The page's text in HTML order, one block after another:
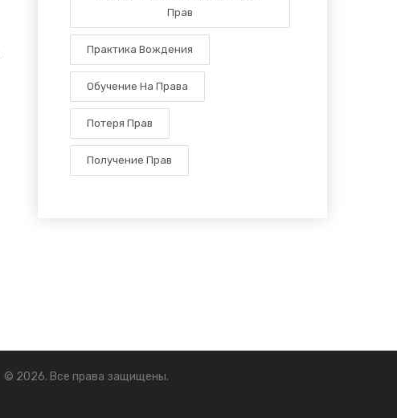
Прав
Практика Вождения
Обучение На Права
Потеря Прав
Получение Прав
© 2026. Все права защищены.